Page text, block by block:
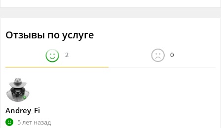
Отзывы по услуге
2 0
Andrey_Fi
5 лет назад